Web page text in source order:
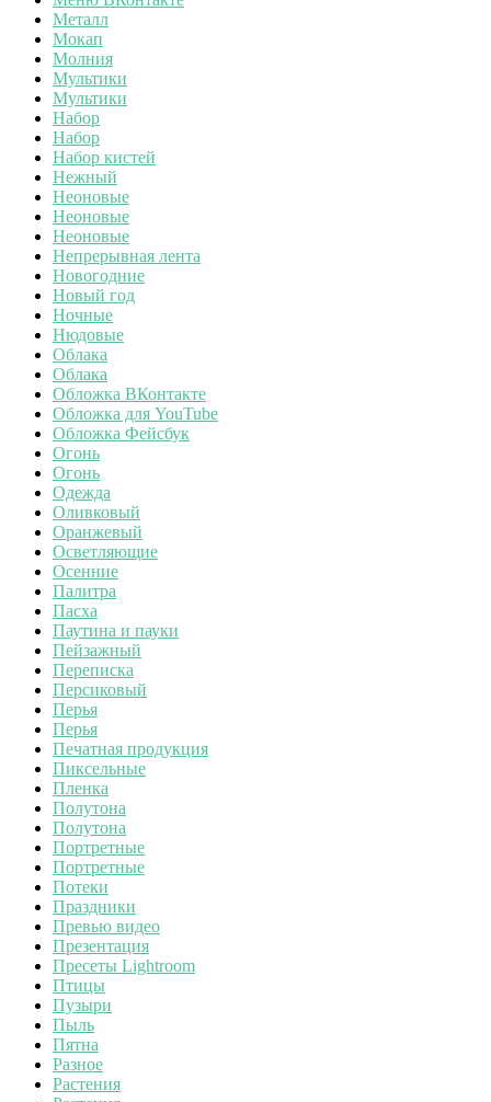
Металл
Мокап
Молния
Мультики
Мультики
Набор
Набор
Набор кистей
Нежный
Неоновые
Неоновые
Неоновые
Непрерывная лента
Новогодние
Новый год
Ночные
Нюдовые
Облака
Облака
Обложка ВКонтакте
Обложка для YouTube
Обложка Фейсбук
Огонь
Огонь
Одежда
Оливковый
Оранжевый
Осветляющие
Осенние
Палитра
Пасха
Паутина и пауки
Пейзажный
Переписка
Персиковый
Перья
Перья
Печатная продукция
Пиксельные
Пленка
Полутона
Полутона
Портретные
Портретные
Потеки
Праздники
Превью видео
Презентация
Пресеты Lightroom
Птицы
Пузыри
Пыль
Пятна
Разное
Растения